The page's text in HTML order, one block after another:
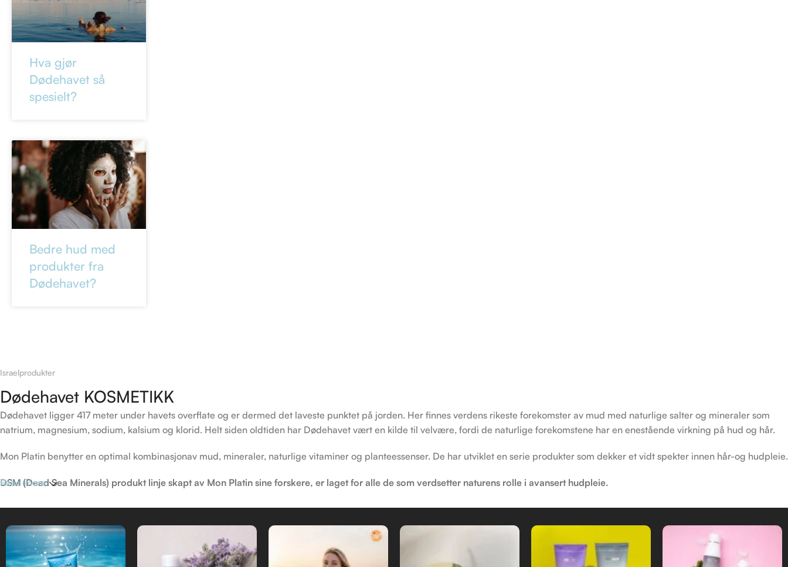
Hva gjør
Dødehavet så
spesielt?
Bedre hud med
produkter fra
Dødehavet?
Israelprodukter
Dødehavet KOSMETIKK
Dødehavet ligger 417 meter under havets overflate og er dermed det laveste punktet på jorden. Her finnes verdens rikeste forekomster av mud med naturlige salter og mineraler som
natrium, magnesium, sodium, kalsium og klorid. Helt siden oldtiden har Dødehavet vært en kilde til velvære, fordi de naturlige forekomstene har en enestående virkning på hud og hår.
Mon Platin benytter en optimal kombinasjonav mud, mineraler, naturlige vitaminer og planteessenser. De har utviklet en serie produkter som dekker et vidt spekter innen hår-og hudpleie.
DSM (Dead Sea Minerals) produkt linje skapt av Mon Platin sine forskere, er laget for alle de som verdsetter naturens rolle i avansert hudpleie.
Read more